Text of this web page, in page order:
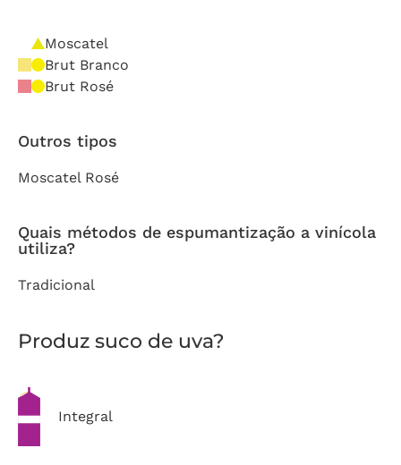
Moscatel
Brut Branco
Brut Rosé
Outros tipos
Moscatel Rosé
Quais métodos de espumantização a vinícola
utiliza?
Tradicional
Produz suco de uva?
Integral